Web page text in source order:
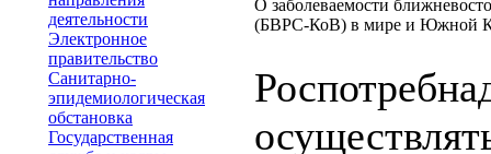
деятельности
Электронное
правительство
Санитарно-
эпидемиологическая
обстановка
Государственная
О заболеваемости
(БВРС-КоВ) в мире и Южной